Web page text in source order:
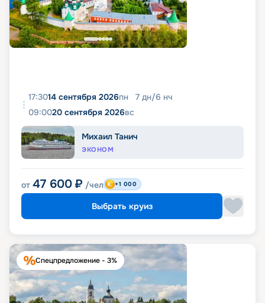
17:3014 сентября 2026пн 7 дн/6 нч
09:0020 сентября 2026вс
Михаил Танич
ЭКОНОМ
от 47 600 ₽ /чел +1 000
Выбрать круиз
Спецпредложение - 3%